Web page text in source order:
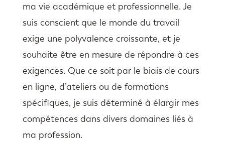
ma vie académique et professionnelle. Je
suis conscient que le monde du travail
exige une polyvalence croissante, et je
souhaite être en mesure de répondre à ces
exigences. Que ce soit par le biais de cours
en ligne, d’ateliers ou de formations
spécifiques, je suis déterminé à élargir mes
compétences dans divers domaines liés à
ma profession.